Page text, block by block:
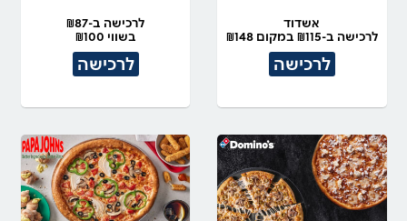
אשדוד
לרכישה ב-₪115 במקום ₪148
לרכישה
לרכישה ב-₪87
בשווי ₪100
לרכישה